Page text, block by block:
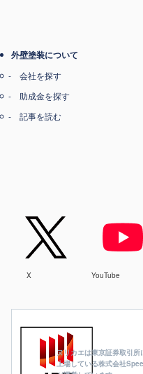
ヌリカエは東京証券取引所
上場している株式会社
外壁塗装について
会社を探す
助成金を探す
記事を読む
X YouTube